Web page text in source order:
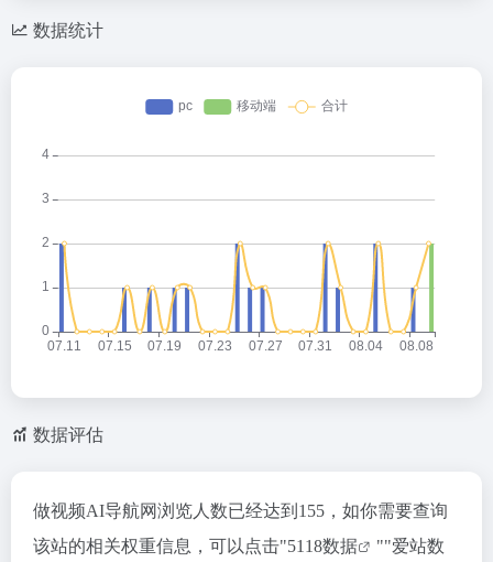
数据统计
数据评估
做视频AI导航网浏览人数已经达到155，如你需要查询
该站的相关权重信息，可以点击"5118数据 ""爱站数